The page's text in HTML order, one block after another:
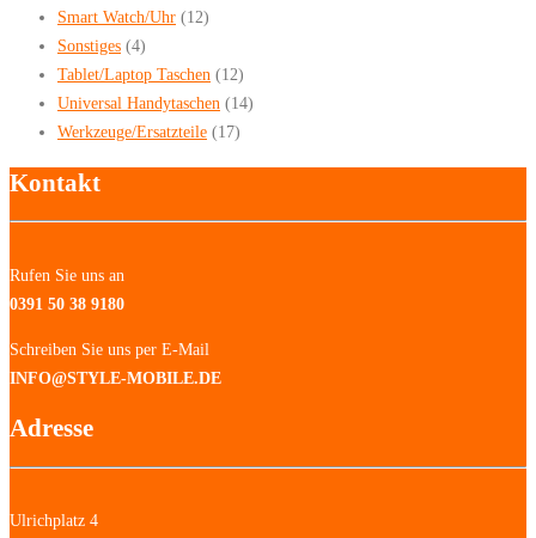
Smart Watch/Uhr (12)
Sonstiges (4)
Tablet/Laptop Taschen (12)
Universal Handytaschen (14)
Werkzeuge/Ersatzteile (17)
Kontakt
Rufen Sie uns an
0391 50 38 9180
Schreiben Sie uns per E-Mail
INFO@STYLE-MOBILE.DE
Adresse
Ulrichplatz 4